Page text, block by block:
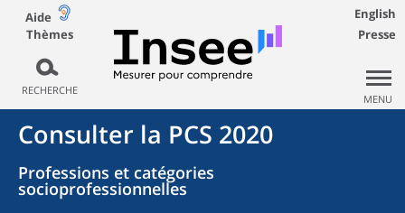
Aide
Thèmes
RECHERCHE
English
Presse
MENU
Consulter la PCS 2020
Professions et catégories
socioprofessionnelles